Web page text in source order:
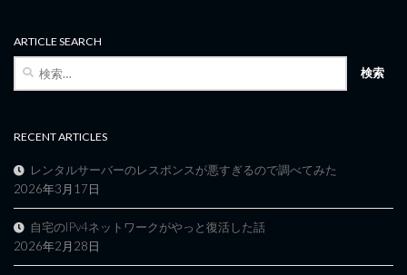
ARTICLE SEARCH
RECENT ARTICLES
レンタルサーバーのレスポンスが悪すぎるので調べてみた
2026年3月17日
自宅のIPv4ネットワークがやっと復活した話
2026年2月28日